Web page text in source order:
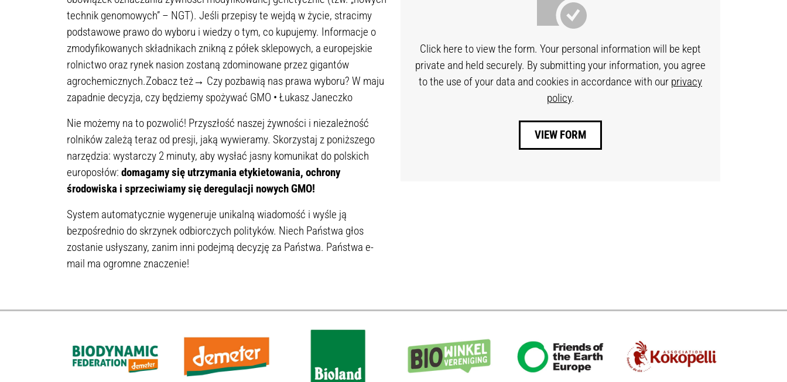
Click here to view the form. Your personal information will be kept
private and held securely. By submitting your information, you agree
to the use of your data and cookies in accordance with our privacy
policy.
VIEW FORM
technik genomowych” – NGT). Jeśli przepisy te wejdą w życie, stracimy
podstawowe prawo do wyboru i wiedzy o tym, co kupujemy. Informacje o
zmodyfikowanych składnikach znikną z półek sklepowych, a europejskie
rolnictwo oraz rynek nasion zostaną zdominowane przez gigantów
agrochemicznych.Zobacz też→ Czy pozbawią nas prawa wyboru? W maju
zapadnie decyzja, czy będziemy spożywać GMO • Łukasz Janeczko
Nie możemy na to pozwolić! Przyszłość naszej żywności i niezależność
rolników zależą teraz od presji, jaką wywieramy. Skorzystaj z poniższego
narzędzia: wystarczy 2 minuty, aby wysłać jasny komunikat do polskich
europosłów: domagamy się utrzymania etykietowania, ochrony
środowiska i sprzeciwiamy się deregulacji nowych GMO!
System automatycznie wygeneruje unikalną wiadomość i wyśle ją
bezpośrednio do skrzynek odbiorczych polityków. Niech Państwa głos
zostanie usłyszany, zanim inni podejmą decyzję za Państwa. Państwa e-
mail ma ogromne znaczenie!